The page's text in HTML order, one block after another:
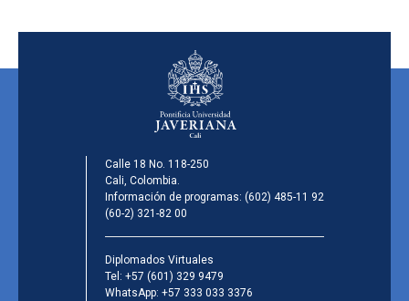
Calle 18 No. 118-250
Cali, Colombia.
Información de programas: (602) 485-11 92
(60-2) 321-82 00
Diplomados Virtuales
Tel: +57 (601) 329 9479
WhatsApp: +57 333 033 3376